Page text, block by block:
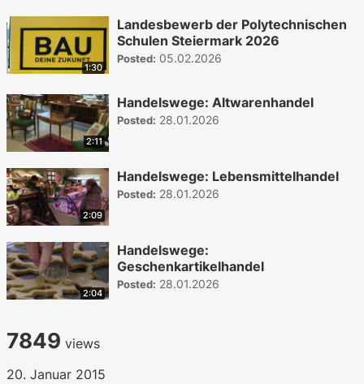
1:30
Landesbewerb der Polytechnischen
Schulen Steiermark 2026
Posted: 05.02.2026
2:11
Handelswege: Altwarenhandel
Posted: 28.01.2026
2:09
Handelswege: Lebensmittelhandel
Posted: 28.01.2026
2:04
Handelswege:
Geschenkartikelhandel
Posted: 28.01.2026
7849 views
20. Januar 2015